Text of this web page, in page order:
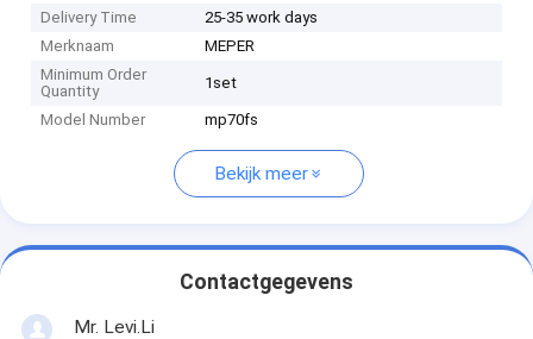
Delivery Time
25-35 work days
Merknaam
MEPER
Minimum Order
Quantity
1set
Model Number mp70fs
Bekijk meer
Contactgegevens
Mr. Levi.Li